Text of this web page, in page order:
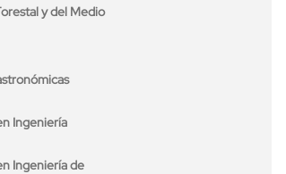
y del Medio
Ingeniería
Ingeniería de